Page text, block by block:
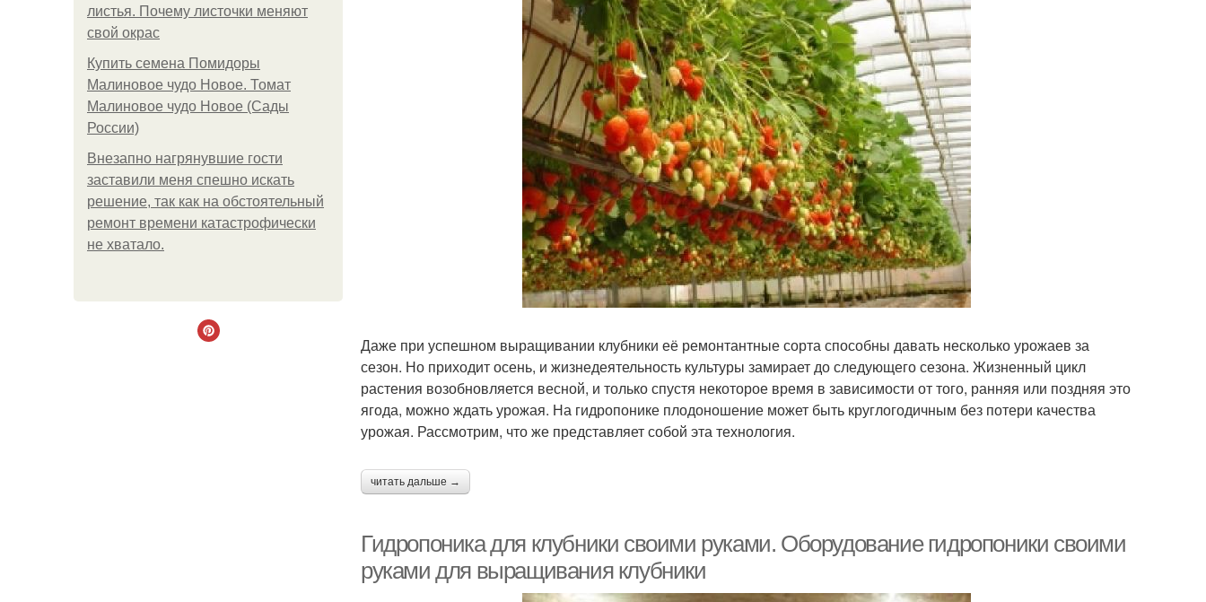
листья. Почему листочки меняют
свой окрас
Купить семена Помидоры
Малиновое чудо Новое. Томат
Малиновое чудо Новое (Сады
России)
Внезапно нагрянувшие гости
заставили меня спешно искать
решение, так как на обстоятельный
ремонт времени катастрофически
не хватало.
Даже при успешном выращивании клубники её ремонтантные сорта способны давать несколько урожаев за
сезон. Но приходит осень, и жизнедеятельность культуры замирает до следующего сезона. Жизненный цикл
растения возобновляется весной, и только спустя некоторое время в зависимости от того, ранняя или поздняя это
ягода, можно ждать урожая. На гидропонике плодоношение может быть круглогодичным без потери качества
урожая. Рассмотрим, что же представляет собой эта технология.
читать дальше →
Гидропоника для клубники своими руками. Оборудование гидропоники своими
руками для выращивания клубники